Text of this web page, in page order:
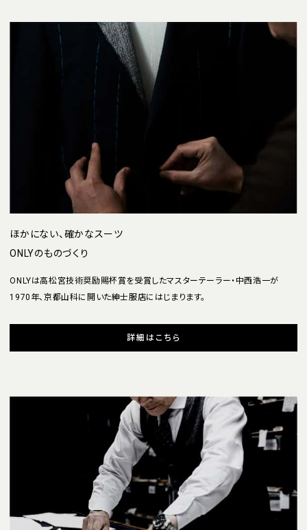
ほかにない、確かなスーツ
ONLYのものづくり
ONLYは高松宮技術奨励賜杯賞を受賞したマスターテーラー・中西浩一が
1970年、京都山科に開いた紳士服店にはじまります。
詳細はこちら